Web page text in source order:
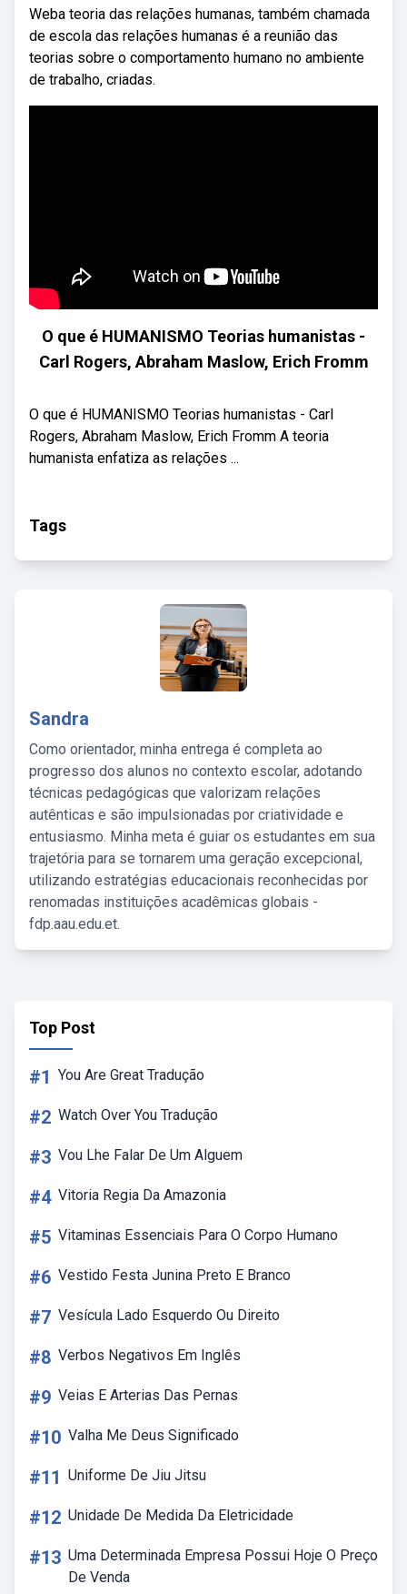
Weba teoria das relações humanas, também chamada
de escola das relações humanas é a reunião das
teorias sobre o comportamento humano no ambiente
de trabalho, criadas.
O que é HUMANISMO Teorias humanistas -
Carl Rogers, Abraham Maslow, Erich Fromm
O que é HUMANISMO Teorias humanistas - Carl
Rogers, Abraham Maslow, Erich Fromm A teoria
humanista enfatiza as relações ...
Tags
Sandra
Como orientador, minha entrega é completa ao
progresso dos alunos no contexto escolar, adotando
técnicas pedagógicas que valorizam relações
autênticas e são impulsionadas por criatividade e
entusiasmo. Minha meta é guiar os estudantes em sua
trajetória para se tornarem uma geração excepcional,
utilizando estratégias educacionais reconhecidas por
renomadas instituições acadêmicas globais -
fdp.aau.edu.et.
Top Post
#1 You Are Great Tradução
#2 Watch Over You Tradução
#3 Vou Lhe Falar De Um Alguem
#4 Vitoria Regia Da Amazonia
#5 Vitaminas Essenciais Para O Corpo Humano
#6 Vestido Festa Junina Preto E Branco
#7 Vesícula Lado Esquerdo Ou Direito
#8 Verbos Negativos Em Inglês
#9 Veias E Arterias Das Pernas
#10 Valha Me Deus Significado
#11 Uniforme De Jiu Jitsu
#12 Unidade De Medida Da Eletricidade
#13 Uma Determinada Empresa Possui Hoje O Preço
De Venda